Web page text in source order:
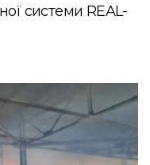
системи REAL-